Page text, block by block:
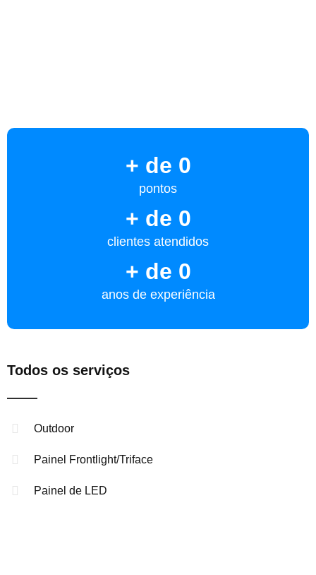
pontos
+ de 0
clientes atendidos
+ de 0
anos de experiência
+ de 0
Todos os serviços
Outdoor
Painel Frontlight/Triface
Painel de LED